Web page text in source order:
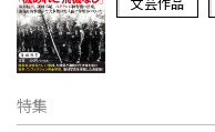
特集